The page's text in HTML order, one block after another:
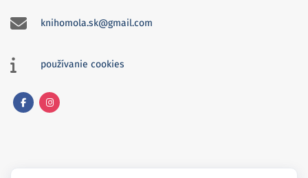
knihomola.sk@gmail.com
používanie cookies